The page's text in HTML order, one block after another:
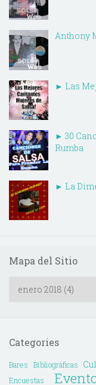
Anthony
► Las
► 30
Rumba
► La
Mapa del Sitio
Categories
Bares Bibliográficas
Encuestas